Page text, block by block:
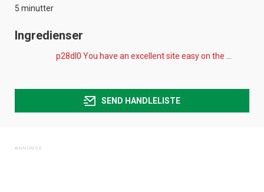
5 minutter
Ingredienser
SEND HANDLELISTE